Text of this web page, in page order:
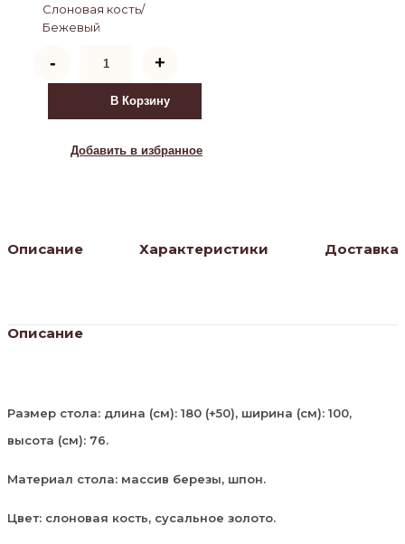
Слоновая кость/
Бежевый
-
товара
Обеденная
группа
Макси
6
слоновая
+
В Корзину
Добавить в избранное
Описание Характеристики Доставка
Описание
Размер стола: длина (см): 180 (+50), ширина (см): 100,
высота (см): 76.
Материал стола: массив березы, шпон.
Цвет: слоновая кость, сусальное золото.